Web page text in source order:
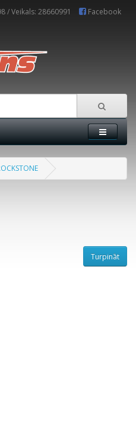
/ Veikals: 28660991 Facebook
Turpināt